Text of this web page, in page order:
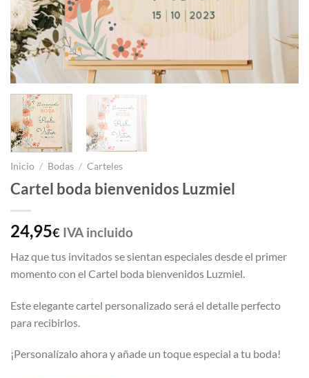
Inicio / Bodas / Carteles
Cartel boda bienvenidos Luzmiel
24,95€ IVA incluido
Haz que tus invitados se sientan especiales desde el primer
momento con el Cartel boda bienvenidos Luzmiel.
Este elegante cartel personalizado será el detalle perfecto
para recibirlos.
¡Personalízalo ahora y añade un toque especial a tu boda!